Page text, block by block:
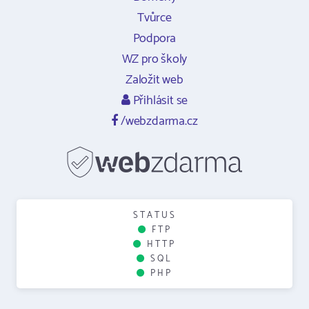
Tvůrce
Podpora
WZ pro školy
Založit web
Přihlásit se
/webzdarma.cz
STATUS
FTP
HTTP
SQL
PHP